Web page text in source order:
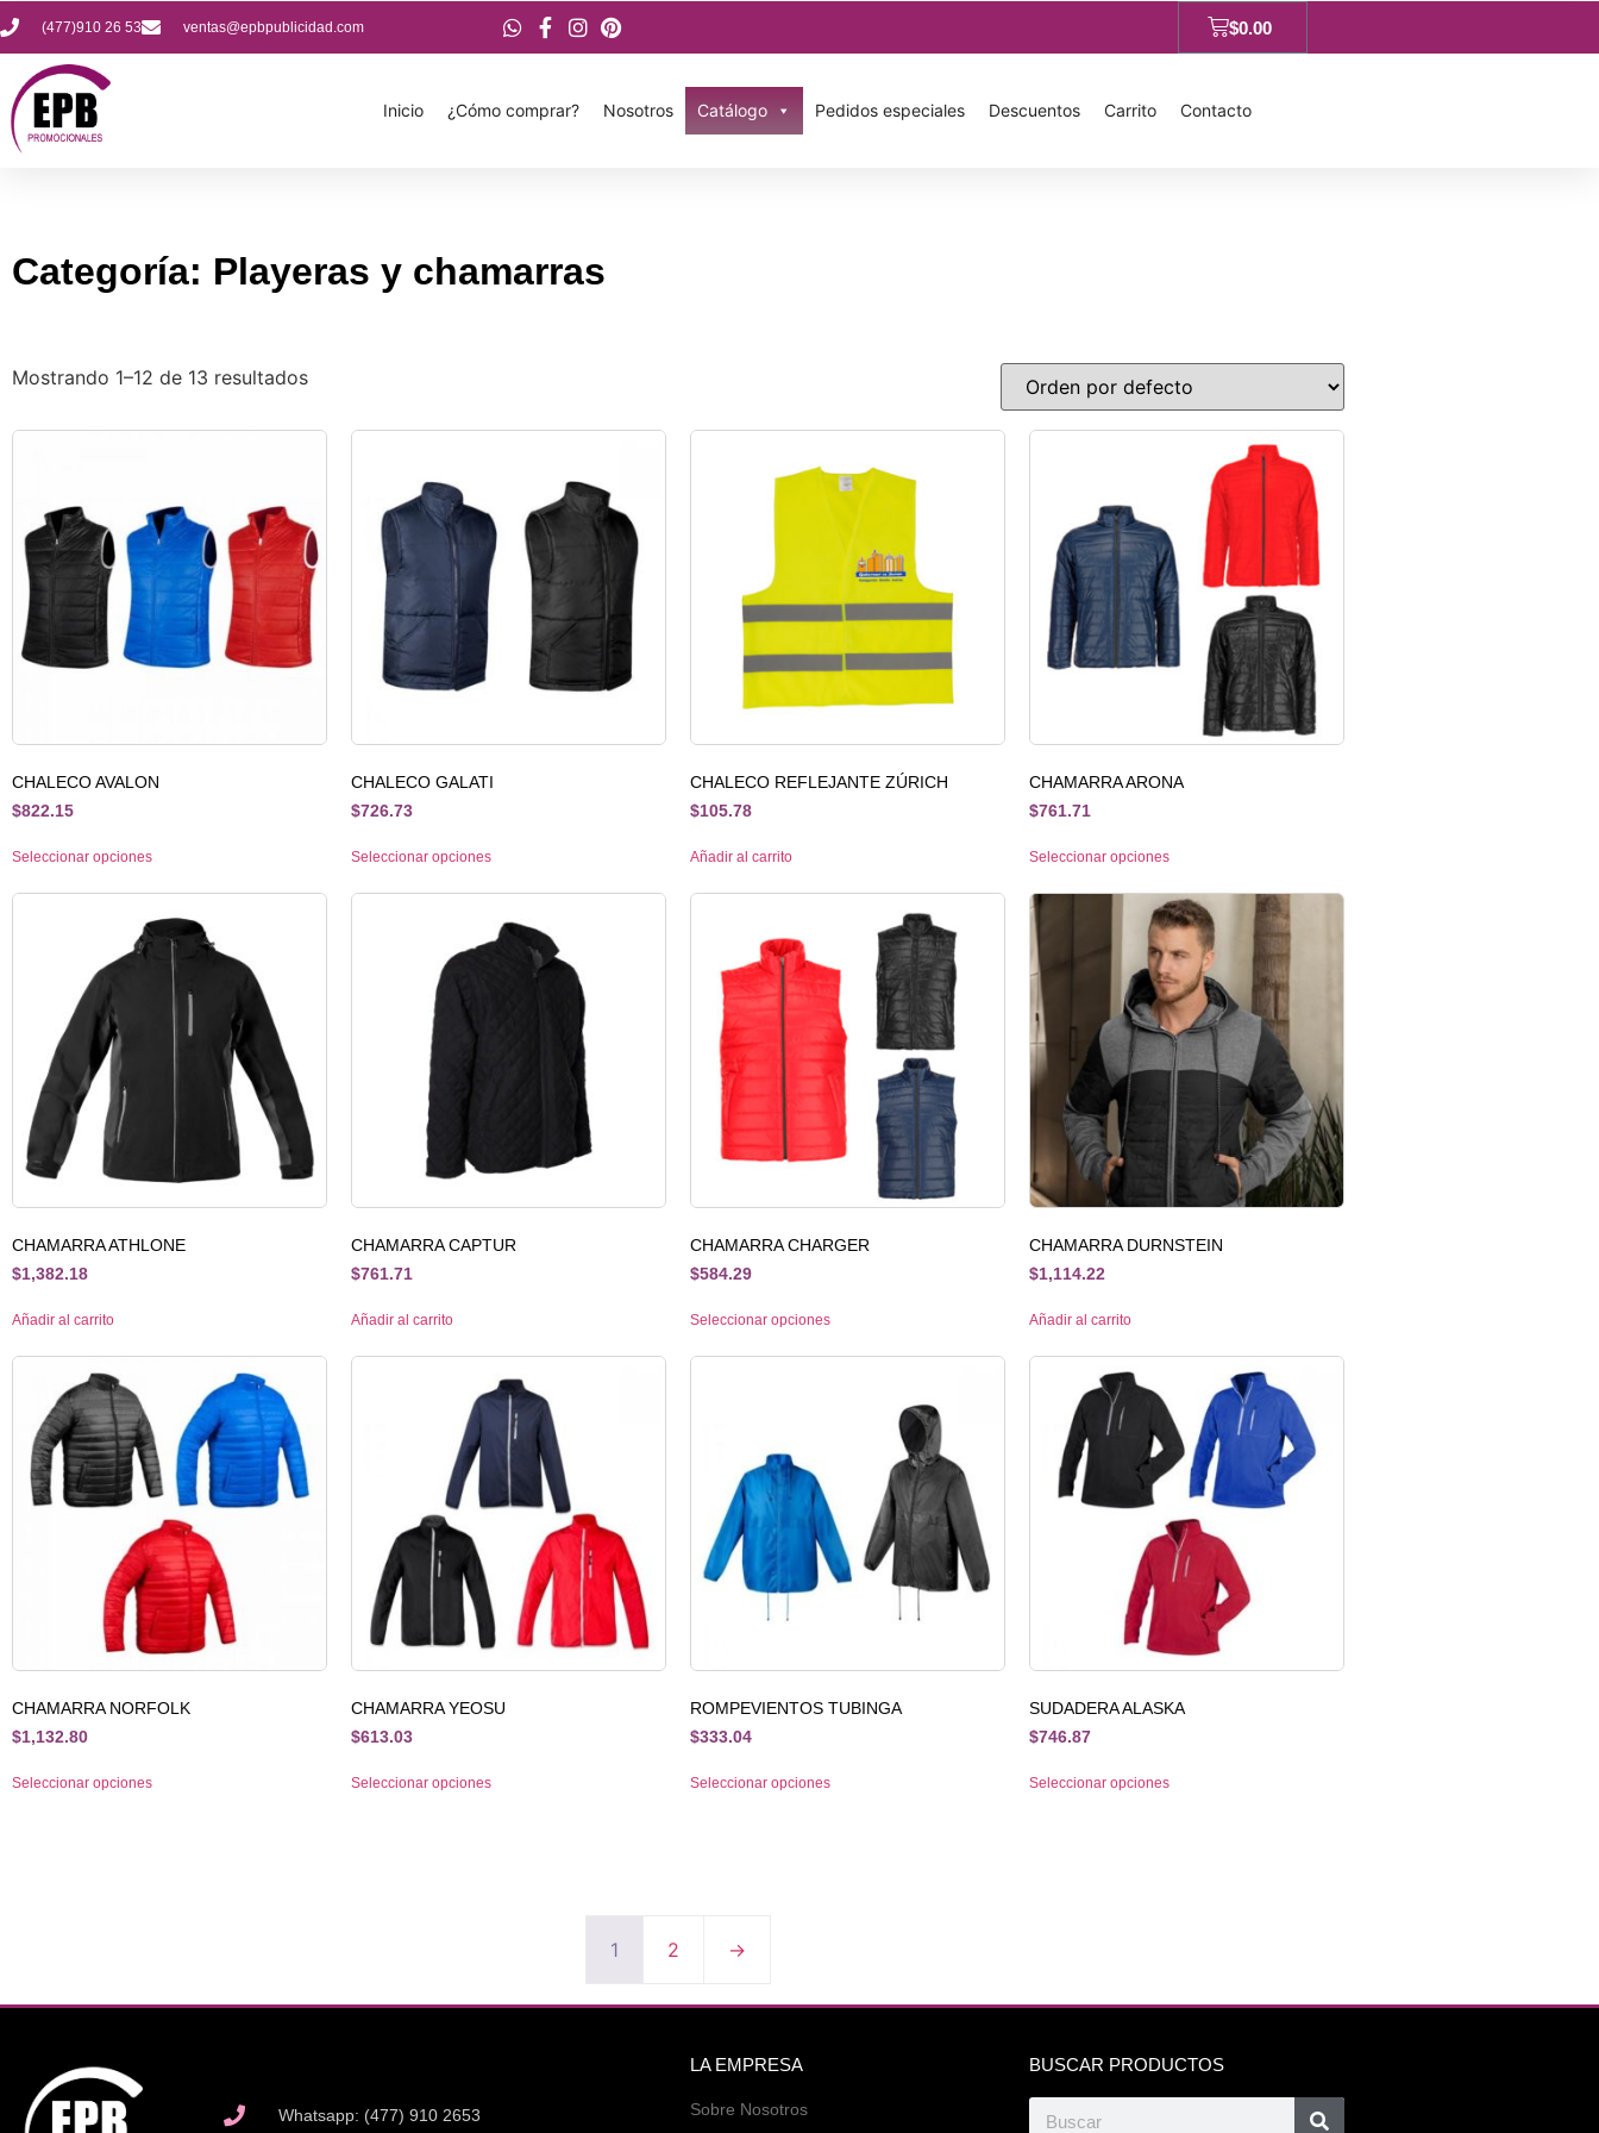
(477)910 26 53 ventas@epbpublicidad.com $0.00
Inicio ¿Cómo comprar? Nosotros Catálogo Pedidos especiales Descuentos Carrito Contacto
Categoría: Playeras y chamarras
Mostrando 1–12 de 13 resultados
CHALECO AVALON
$822.15
Seleccionar opciones
CHALECO GALATI
$726.73
Seleccionar opciones
CHALECO REFLEJANTE ZÚRICH
$105.78
Añadir al carrito
CHAMARRA ARONA
$761.71
Seleccionar opciones
CHAMARRA ATHLONE
$1,382.18
Añadir al carrito
CHAMARRA CAPTUR
$761.71
Añadir al carrito
CHAMARRA CHARGER
$584.29
Seleccionar opciones
CHAMARRA DURNSTEIN
$1,114.22
Añadir al carrito
CHAMARRA NORFOLK
$1,132.80
Seleccionar opciones
CHAMARRA YEOSU
$613.03
Seleccionar opciones
ROMPEVIENTOS TUBINGA
$333.04
Seleccionar opciones
SUDADERA ALASKA
$746.87
Seleccionar opciones
1 2 →
Whatsapp: (477) 910 2653
LA EMPRESA
Sobre Nosotros
BUSCAR PRODUCTOS